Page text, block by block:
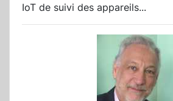
IoT de suivi des appareils...